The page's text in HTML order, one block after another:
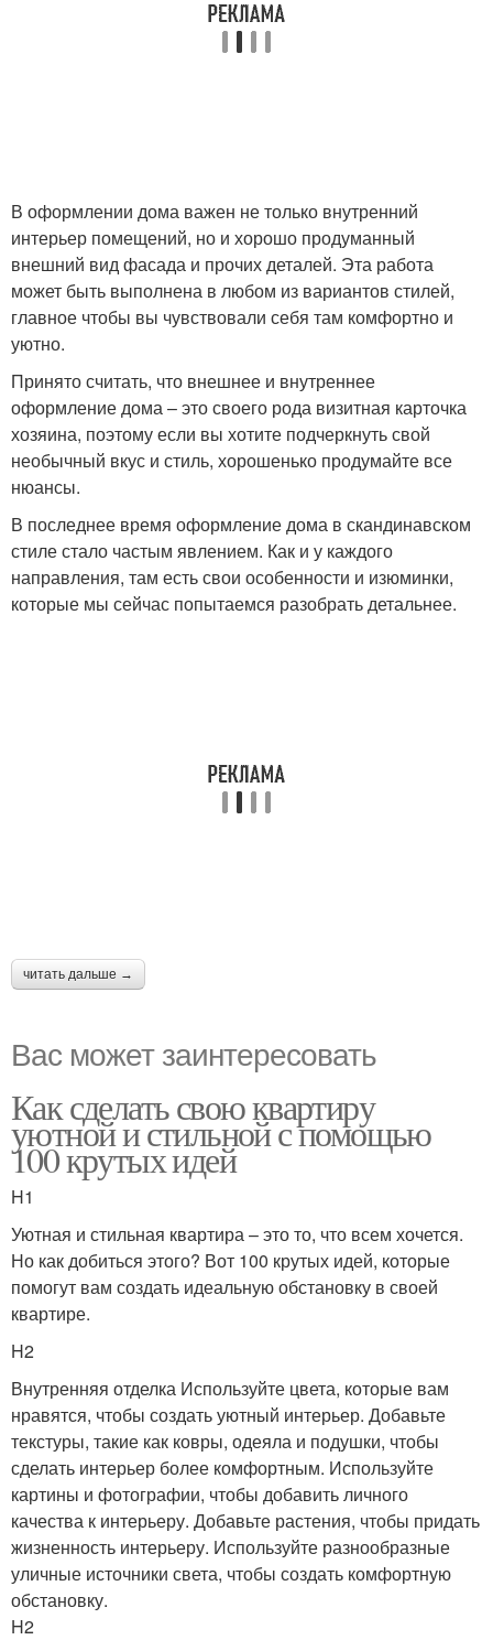
В оформлении дома важен не только внутренний
интерьер помещений, но и хорошо продуманный
внешний вид фасада и прочих деталей. Эта работа
может быть выполнена в любом из вариантов стилей,
главное чтобы вы чувствовали себя там комфортно и
уютно.
Принято считать, что внешнее и внутреннее
оформление дома – это своего рода визитная карточка
хозяина, поэтому если вы хотите подчеркнуть свой
необычный вкус и стиль, хорошенько продумайте все
нюансы.
В последнее время оформление дома в скандинавском
стиле стало частым явлением. Как и у каждого
направления, там есть свои особенности и изюминки,
которые мы сейчас попытаемся разобрать детальнее.
читать дальше →
Вас может заинтересовать
Как сделать свою квартиру
уютной и стильной с помощью
100 крутых идей
H1
Уютная и стильная квартира – это то, что всем хочется.
Но как добиться этого? Вот 100 крутых идей, которые
помогут вам создать идеальную обстановку в своей
квартире.
H2
Внутренняя отделка Используйте цвета, которые вам
нравятся, чтобы создать уютный интерьер. Добавьте
текстуры, такие как ковры, одеяла и подушки, чтобы
сделать интерьер более комфортным. Используйте
картины и фотографии, чтобы добавить личного
качества к интерьеру. Добавьте растения, чтобы придать
жизненность интерьеру. Используйте разнообразные
уличные источники света, чтобы создать комфортную
обстановку.
H2